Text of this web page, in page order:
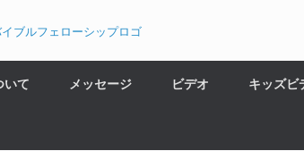
いて メッセージ ビデオ キッズビ